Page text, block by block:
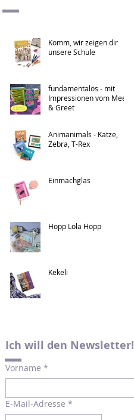
Komm, wir zeigen dir
unsere Schule
fundamentalös - mit
Impressionen vom Meet
& Greet
Animanimals - Katze,
Zebra, T-Rex
Einmachglas
Hopp Lola Hopp
Kekeli
Ich will den Newsletter!
Vorname *
E-Mail-Adresse *